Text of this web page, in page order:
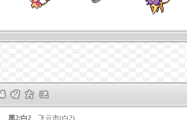
黑2/白2 飞云市(白2)